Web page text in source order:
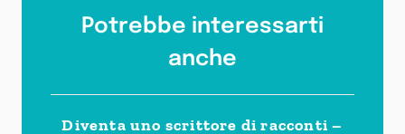
Potrebbe interessarti
anche
Diventa uno scrittore di racconti –